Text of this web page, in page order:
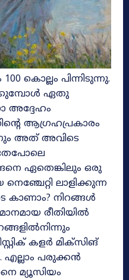
കൊല്ലം പിന്നിടുന്നു.
ഏതു
അദ്ദേഹം
ആഗ്രഹപ്രകാരം
അത്‌ അവിടെ
ഏതെങ്കിലും ഒരു
ലാളിക്കുന്ന
കാണാം? നിറങ്ങൾ
രീതിയിൽ
കളർ മിക്സിങ്
എല്ലാം പരുക്കൻ
മ്യൂസിയം